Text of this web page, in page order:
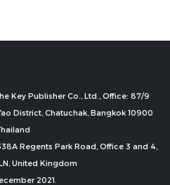
Key Publisher Co., Ltd., Office: 87/9
District, Chatuchak, Bangkok 10900
Regents Park Road, Office 3 and 4,
United Kingdom
2021.